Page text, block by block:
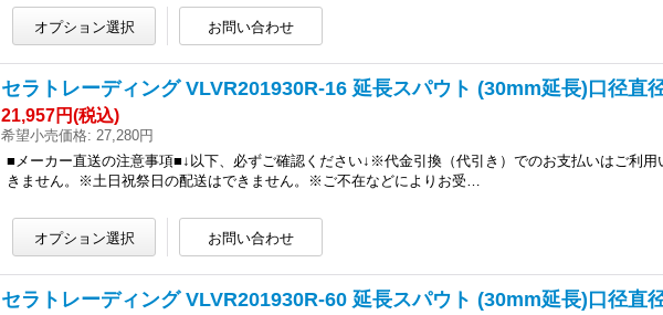
セラトレーディング VLVR201930R-16 延長スパウト (30mm延長)口径直
21,957円(税込)
希望小売価格: 27,280円
■メーカー直送の注意事項■↓以下、必ずご確認ください↓※代金引換（代引き）でのお支払いはご利
きません。※土日祝祭日の配送はできません。※ご不在などによりお受…
セラトレーディング VLVR201930R-60 延長スパウト (30mm延長)口径直